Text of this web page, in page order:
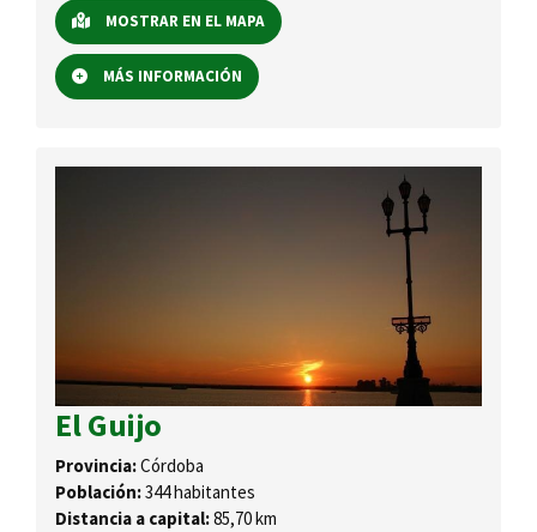
MOSTRAR EN EL MAPA
MÁS INFORMACIÓN
El Guijo
Provincia:Córdoba
Población:344 habitantes
Distancia a capital:85,70 km